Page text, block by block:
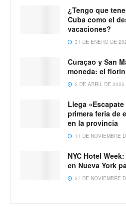
¿Tengo que
Cuba como el
vacaciones?
31 DE ENERO DE
Curaçao y San
moneda: el
2 DE ABRIL DE 2025
Llega
primera feria de
en la provincia
11 DE NOVIEMBRE
NYC Hotel
en Nueva York
27 DE NOVIEMBRE